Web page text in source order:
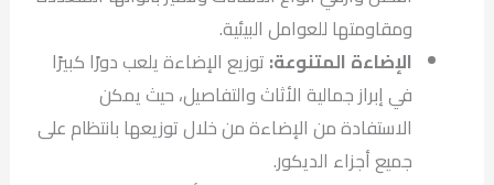
ومقاومتها للعوامل البيئية.
الإضاءة المتنوعة: توزيع الإضاءة يلعب دورًا كبيرًا
في إبراز جمالية الأثاث والتفاصيل، حيث يمكن
الاستفادة من الإضاءة من خلال توزيعها بانتظام على
جميع أجزاء الديكور.